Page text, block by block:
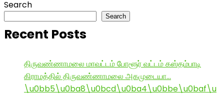
Search
Search
Recent Posts
திருவண்ணாமலை மாவட்டம் போளூர் வட்டம் கஸ்தம்பாடி
கிராமத்தில் திருவண்ணாமலை அகமுடையா…
\u0bb5\u0ba8\u0bcd\u0ba4\u0bbe\u0baf\u